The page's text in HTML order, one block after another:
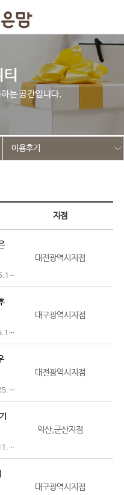
이용후기
지점
대전광역시지점
대구광역시지점
대전광역시지점
익산,군산지점
대구광역시지점